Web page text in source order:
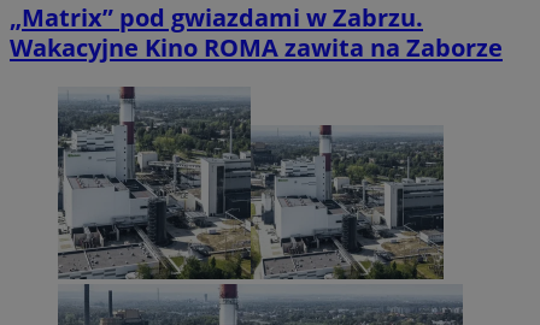
„Matrix” pod gwiazdami w Zabrzu.
Wakacyjne Kino ROMA zawita na Zaborze